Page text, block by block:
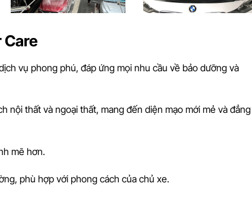
Care
vụ phong phú, đáp ứng mọi nhu cầu về bảo dưỡng và
nội thất và ngoại thất, mang đến diện mạo mới mẻ và đẳng
mẽ hơn.
phù hợp với phong cách của chủ xe.